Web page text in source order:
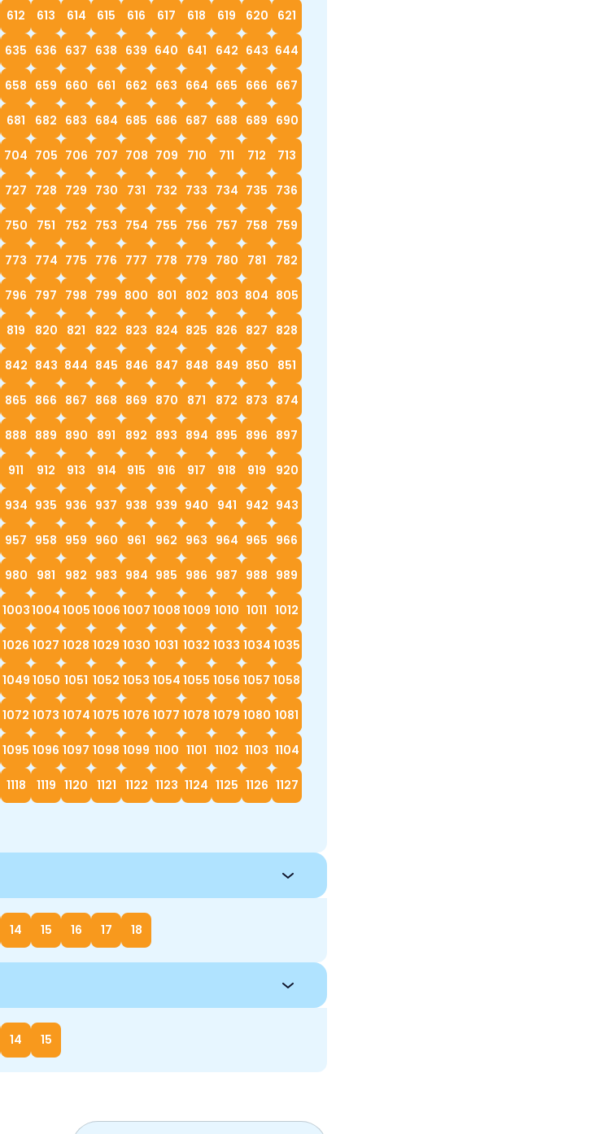
612 613 614 615 616 617 618 619 620 621
635 636 637 638 639 640 641 642 643 644
658 659 660 661 662 663 664 665 666 667
681 682 683 684 685 686 687 688 689 690
704 705 706 707 708 709 710 711 712 713
727 728 729 730 731 732 733 734 735 736
750 751 752 753 754 755 756 757 758 759
773 774 775 776 777 778 779 780 781 782
796 797 798 799 800 801 802 803 804 805
819 820 821 822 823 824 825 826 827 828
842 843 844 845 846 847 848 849 850 851
865 866 867 868 869 870 871 872 873 874
888 889 890 891 892 893 894 895 896 897
911 912 913 914 915 916 917 918 919 920
934 935 936 937 938 939 940 941 942 943
957 958 959 960 961 962 963 964 965 966
980 981 982 983 984 985 986 987 988 989
10031004 1005 1006 1007 1008 1009 1010 1011 1012
1026 1027 1028 1029 1030 1031 1032 1033 1034 1035
1049 1050 1051 1052 1053 1054 1055 1056 1057 1058
1072 1073 1074 1075 1076 1077 1078 1079 1080 1081
1095 1096 1097 1098 1099 1100 1101 1102 1103 1104
1118 1119 1120 1121 1122 1123 1124 1125 1126 1127
14 15 16 17 18
14 15